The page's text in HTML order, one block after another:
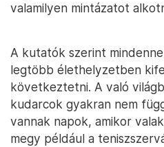
valamilyen mintázatot
A kutatók szerint
legtöbb élethelyzetben
következtetni. A való
kudarcok gyakran nem
vannak napok, amikor
megy például a